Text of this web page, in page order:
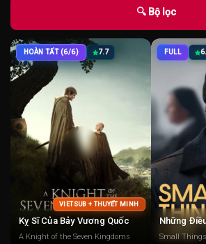
🔍 Bộ lọc
HOÀN TẤT (6/6) 7.7
VIETSUB + THUYẾT MINH
Kỵ Sĩ Của Bảy Vương Quốc
A Knight of the Seven Kingdoms
FULL
Những
Small